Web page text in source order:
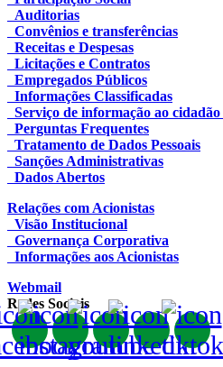
Auditorias
Convênios e transferências
Receitas e Despesas
Licitações e Contratos
Empregados Públicos
Informações Classificadas
Serviço de informação ao
Perguntas Frequentes
Tratamento de Dados Pessoais
Sanções Administrativas
Dados Abertos
Relações com Acionistas
Visão Institucional
Governança Corporativa
Informações aos Acionistas
Webmail
Redes Sociais